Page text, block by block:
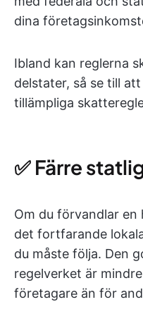
dina
Ibland kan reglerna
delstater, så se till
tillämpliga
✅ Färre
Om du förvandlar
det fortfarande
du måste följa. Den
regelverket är
företagare än för